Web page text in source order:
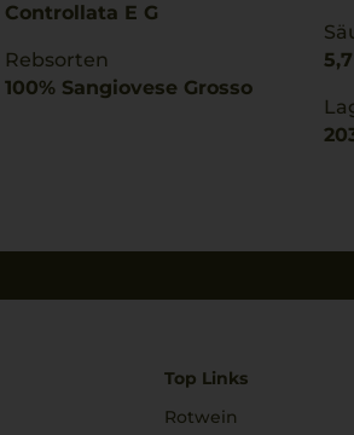
Controllata E G
Rebsorten
100% Sangiovese Grosso
Top Links
Rotwein